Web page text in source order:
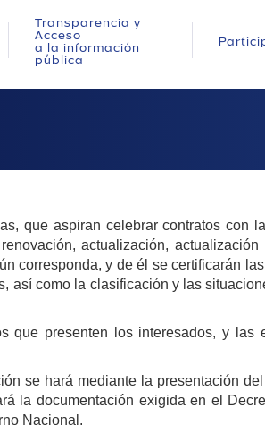
Transparencia y
Acceso
a la información
pública
que aspiran celebrar contratos con
actualización,
corresponda, y de él se certificarán
así como la clasificación y las
presenten los interesados, y las
se hará mediante la presentación
la documentación exigida en el
Nacional.